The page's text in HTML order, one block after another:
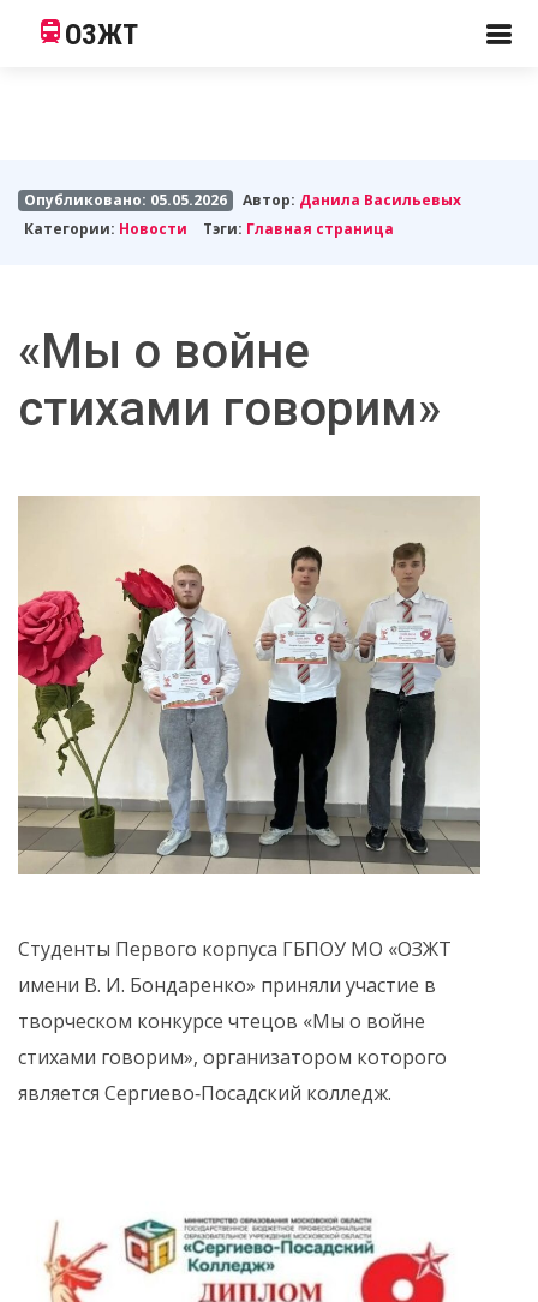
ОЗЖТ
Опубликовано: 05.05.2026 Автор: Данила Васильевых
Категории: Новости Тэги: Главная страница
«Мы о войне
стихами говорим»
Студенты Первого корпуса ГБПОУ МО «ОЗЖТ
имени В. И. Бондаренко» приняли участие в
творческом конкурсе чтецов «Мы о войне
стихами говорим», организатором которого
является Сергиево‑Посадский колледж.